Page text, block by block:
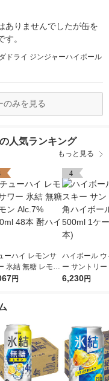
ありませんでしたが缶を
。
ドライ ジンジャーハイボール
のみを見る
人気ランキング
もっと見る
ーハイ レモンサ
氷結 無糖 レモン
350ml 48本 酎
円
4
ハイボール ウ
ー サントリ
ボール 缶
6,230円